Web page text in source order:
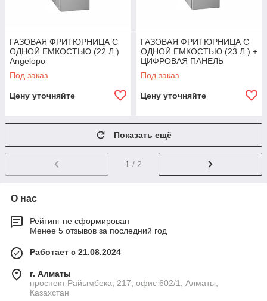
ГАЗОВАЯ ФРИТЮРНИЦА С
ОДНОЙ ЕМКОСТЬЮ (22 Л.)
Angelopo
Под заказ
Цену уточняйте
ГАЗОВАЯ ФРИТЮРНИЦА С
ОДНОЙ ЕМКОСТЬЮ (23 Л.) +
ЦИФРОВАЯ ПАНЕЛЬ
ANGELOPO
Под заказ
Цену уточняйте
Показать ещё
1 / 2
О нас
Рейтинг не сформирован
Менее 5 отзывов за последний год
Работает с 21.08.2024
г. Алматы
проспект Райымбека, 217, офис 602/1, Алматы,
Казахстан